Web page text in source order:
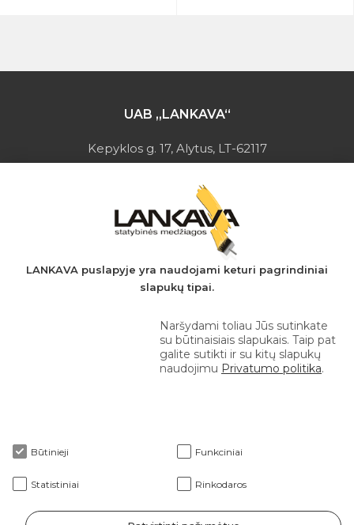
UAB „LANKAVA“
Kepyklos g. 17, Alytus, LT-62117
Įmonės kodas: 149728275
PVM mokėtojo kodas: LT497282716
A.s.: LT037044060001923651
AB SEB bankas
+370 610 42 222
Apie mus
Klientams
LANKAVA puslapyje yra naudojami keturi pagrindiniai
slapukų tipai.
Naršydami toliau Jūs sutinkate
su būtinaisiais slapukais. Taip pat
galite sutikti ir su kitų slapukų
naudojimu Privatumo politika.
Būtinieji Funkciniai
Statistiniai Rinkodaros